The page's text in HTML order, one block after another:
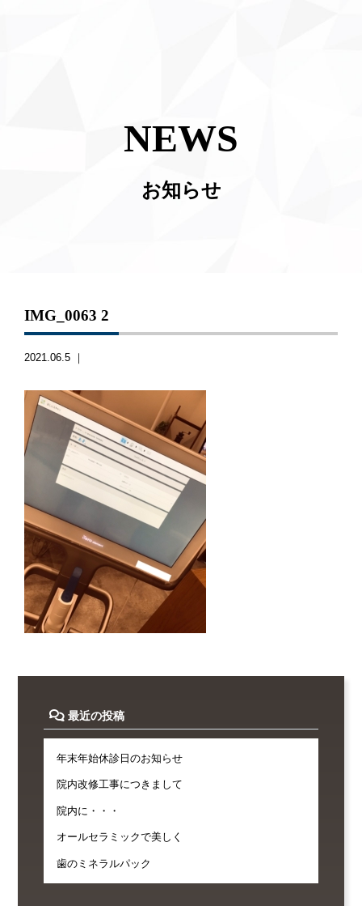
NEWS
お知らせ
IMG_0063 2
2021.06.5 ｜
最近の投稿
年末年始休診日のお知らせ
院内改修工事につきまして
院内に・・・
オールセラミックで美しく
歯のミネラルパック